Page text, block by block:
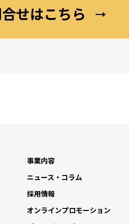
せはこちら
事業内容
ニュース・コラム
採用情報
オンラインプロモーション